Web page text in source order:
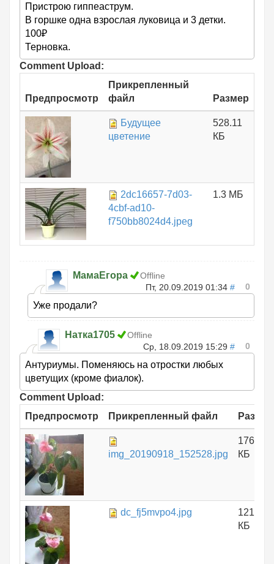
Пристрою гиппеаструм.
В горшке одна взрослая луковица и 3 детки.
100₽
Терновка.
Comment Upload:
Предпросмотр
Прикрепленный
файл
Размер
Будущее
цветение
528.11
КБ
2dc16657-7d03-
4cbf-ad10-
f750bb8024d4.jpeg
1.3 МБ
МамаЕгора
Offline
Пт, 20.09.2019 01:34 # 0
Уже продали?
Натка1705
Offline
Ср, 18.09.2019 15:29 # 0
Антуриумы. Поменяюсь на отростки любых
цветущих (кроме фиалок).
Comment Upload:
Предпросмотр
Прикрепленный файл Размер
img_20190918_152528.jpg
176.06
КБ
dc_fj5mvpo4.jpg
121.14
КБ